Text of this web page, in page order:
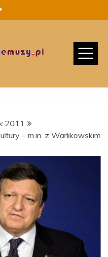
2011
– m.in. z Warlikowskim